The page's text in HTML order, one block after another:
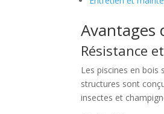
Avantages
Résistance
Les piscines en bois
structures sont
insectes et